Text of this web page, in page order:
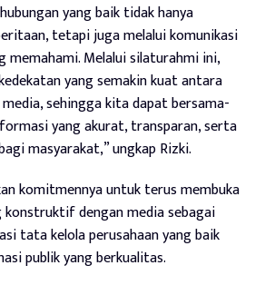
yang baik tidak hanya
tetapi juga melalui komunikasi
memahami. Melalui silaturahmi ini,
yang semakin kuat antara
media, sehingga kita dapat bersama-
yang akurat, transparan, serta
masyarakat,” ungkap Rizki.
komitmennya untuk terus membuka
konstruktif dengan media sebagai
tata kelola perusahaan yang baik
publik yang berkualitas.